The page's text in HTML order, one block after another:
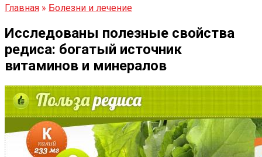
Главная » Болезни и лечение
Исследованы полезные свойства
редиса: богатый источник
витаминов и минералов